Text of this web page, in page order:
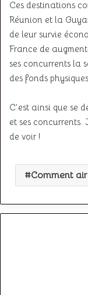
Ces destinations
Réunion et la
de leur survie
France de
ses concurrents la
des fonds
C’est ainsi que se
et ses
de voir !
Comment